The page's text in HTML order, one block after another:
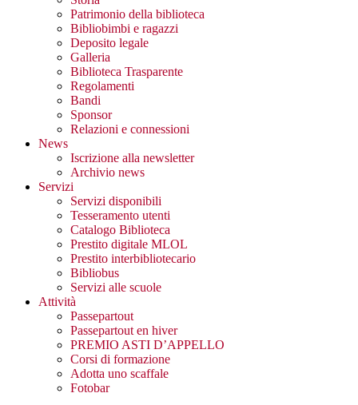
Patrimonio della biblioteca
Bibliobimbi e ragazzi
Deposito legale
Galleria
Biblioteca Trasparente
Regolamenti
Bandi
Sponsor
Relazioni e connessioni
News
Iscrizione alla newsletter
Archivio news
Servizi
Servizi disponibili
Tesseramento utenti
Catalogo Biblioteca
Prestito digitale MLOL
Prestito interbibliotecario
Bibliobus
Servizi alle scuole
Attività
Passepartout
Passepartout en hiver
PREMIO ASTI D’APPELLO
Corsi di formazione
Adotta uno scaffale
Fotobar